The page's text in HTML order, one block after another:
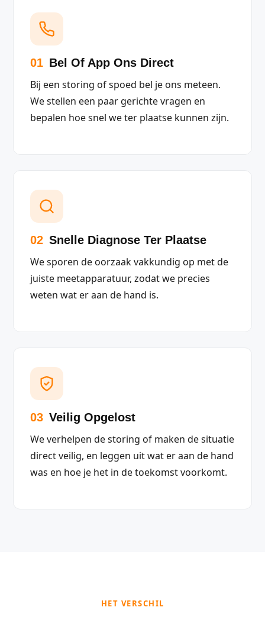
01 Bel Of App Ons Direct
Bij een storing of spoed bel je ons meteen.
We stellen een paar gerichte vragen en
bepalen hoe snel we ter plaatse kunnen zijn.
02 Snelle Diagnose Ter Plaatse
We sporen de oorzaak vakkundig op met de
juiste meetapparatuur, zodat we precies
weten wat er aan de hand is.
03 Veilig Opgelost
We verhelpen de storing of maken de situatie
direct veilig, en leggen uit wat er aan de hand
was en hoe je het in de toekomst voorkomt.
HET VERSCHIL